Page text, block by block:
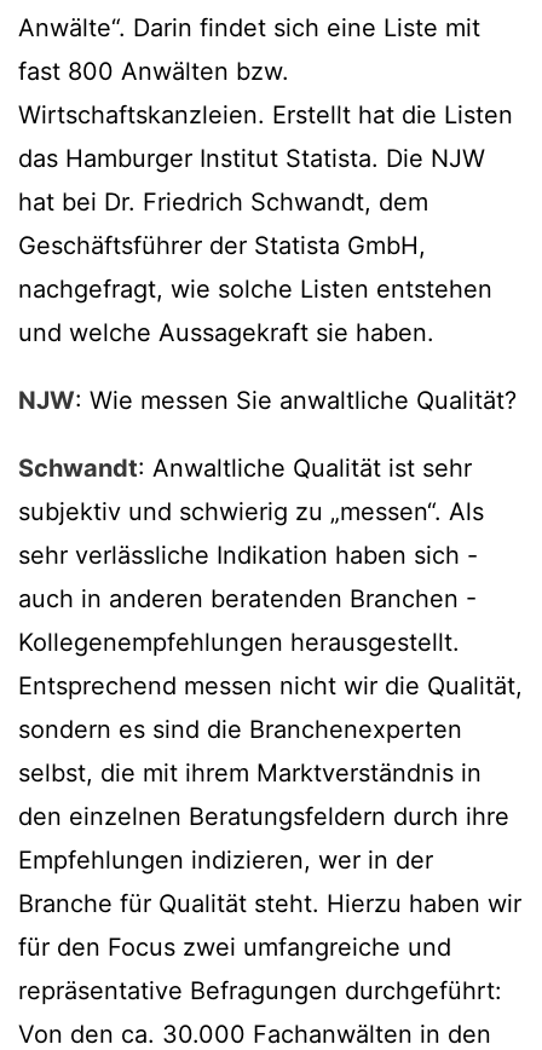
Anwälte“. Darin findet sich eine Liste mit
fast 800 Anwälten bzw.
Wirtschaftskanzleien. Erstellt hat die Listen
das Hamburger Institut Statista. Die NJW
hat bei Dr. Friedrich Schwandt, dem
Geschäftsführer der Statista GmbH,
nachgefragt, wie solche Listen entstehen
und welche Aussagekraft sie haben.
NJW: Wie messen Sie anwaltliche Qualität?
Schwandt: Anwaltliche Qualität ist sehr
subjektiv und schwierig zu „messen“. Als
sehr verlässliche Indikation haben sich -
auch in anderen beratenden Branchen -
Kollegenempfehlungen herausgestellt.
Entsprechend messen nicht wir die Qualität,
sondern es sind die Branchenexperten
selbst, die mit ihrem Marktverständnis in
den einzelnen Beratungsfeldern durch ihre
Empfehlungen indizieren, wer in der
Branche für Qualität steht. Hierzu haben wir
für den Focus zwei umfangreiche und
repräsentative Befragungen durchgeführt:
Von den ca. 30.000 Fachanwälten in den